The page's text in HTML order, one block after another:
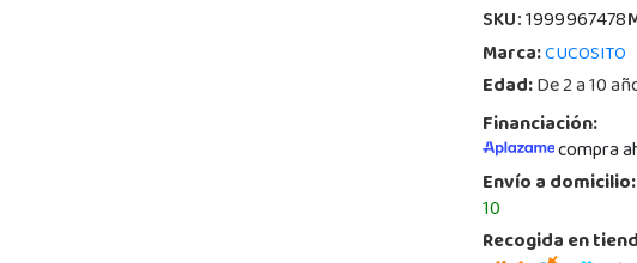
SKU:1999967478
Marca:CUCOSITO
Edad:De 2 a 10
Financiación:
compra
Envío a domicilio:
10
Recogida en